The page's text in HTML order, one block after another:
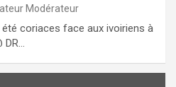
Modérateur
coriaces face aux ivoiriens à
DR…